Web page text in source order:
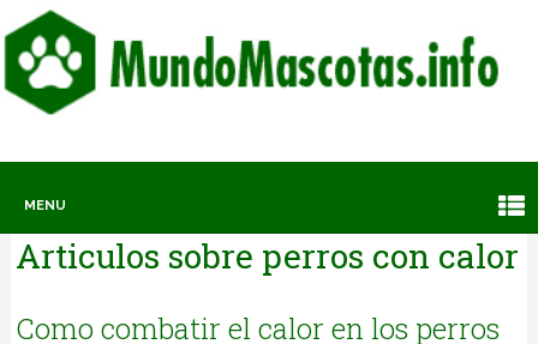
MENU
Articulos sobre perros con calor
Como combatir el calor en los perros